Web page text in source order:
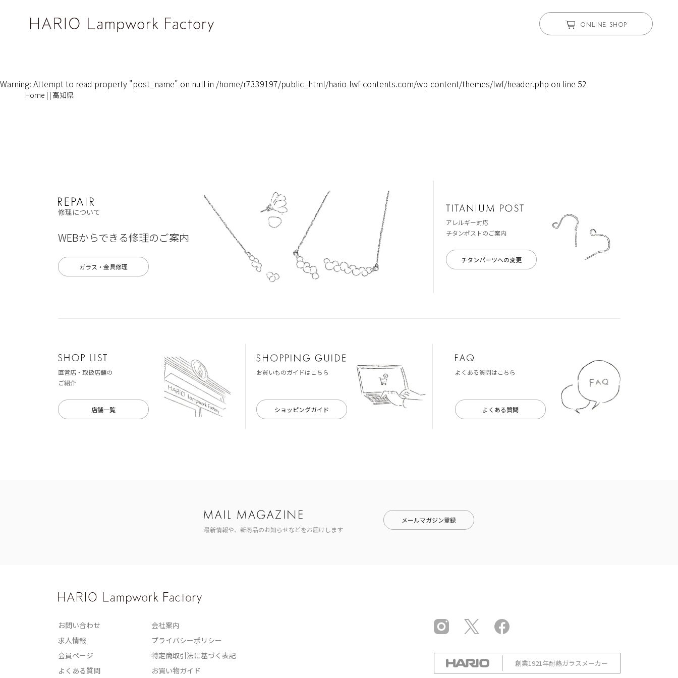
Warning: Attempt to read property "post_name" on null in /home/r7339197/public_html/hario-lwf-contents.com/wp-content/themes/lwf/header.php on line 52
ONLINE SHOP
Home | | 高知県
修理について
WEBからできる修理のご案内
ガラス・金具修理
アレルギー対応
チタンポストのご案内
チタンパーツへの変更
直営店・取扱店舗の
ご紹介
店舗一覧
お買いものガイドはこちら
ショッピングガイド
よくある質問はこちら
よくある質問
最新情報や、新商品のお知らせなどをお届けします
メールマガジン登録
お問い合わせ
会社案内
求人情報
プライバシーポリシー
会員ページ
特定商取引法に基づく表記
よくある質問
お買い物ガイド
創業1921年耐熱ガラスメーカー